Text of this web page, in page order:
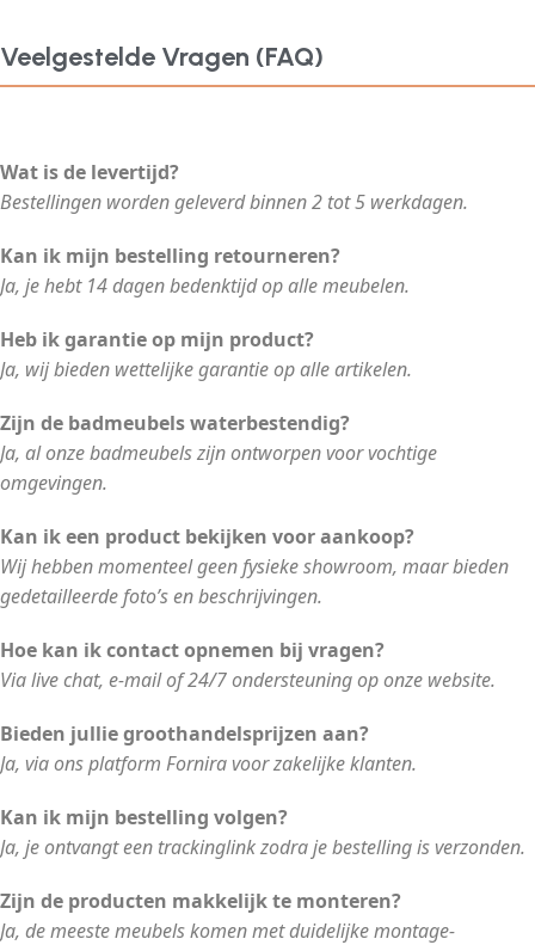
Veelgestelde Vragen (FAQ)
Wat is de levertijd?
Bestellingen worden geleverd binnen 2 tot 5 werkdagen.
Kan ik mijn bestelling retourneren?
Ja, je hebt 14 dagen bedenktijd op alle meubelen.
Heb ik garantie op mijn product?
Ja, wij bieden wettelijke garantie op alle artikelen.
Zijn de badmeubels waterbestendig?
Ja, al onze badmeubels zijn ontworpen voor vochtige
omgevingen.
Kan ik een product bekijken voor aankoop?
Wij hebben momenteel geen fysieke showroom, maar bieden
gedetailleerde foto’s en beschrijvingen.
Hoe kan ik contact opnemen bij vragen?
Via live chat, e-mail of 24/7 ondersteuning op onze website.
Bieden jullie groothandelsprijzen aan?
Ja, via ons platform Fornira voor zakelijke klanten.
Kan ik mijn bestelling volgen?
Ja, je ontvangt een trackinglink zodra je bestelling is verzonden.
Zijn de producten makkelijk te monteren?
Ja, de meeste meubels komen met duidelijke montage-